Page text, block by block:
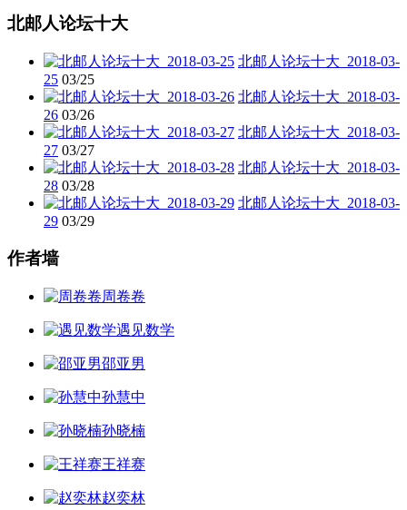
北邮人论坛十大
北邮人论坛十大_2018-03-
25 03/25
北邮人论坛十大_2018-03-
26 03/26
北邮人论坛十大_2018-03-
27 03/27
北邮人论坛十大_2018-03-
28 03/28
北邮人论坛十大_2018-03-
29 03/29
作者墙
周卷卷
遇见数学
邵亚男
孙慧中
孙晓楠
王祥赛
赵奕林